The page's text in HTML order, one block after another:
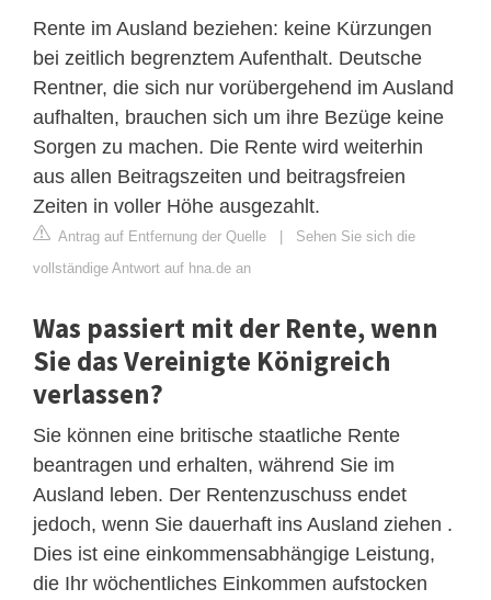
Rente im Ausland beziehen: keine Kürzungen
bei zeitlich begrenztem Aufenthalt. Deutsche
Rentner, die sich nur vorübergehend im Ausland
aufhalten, brauchen sich um ihre Bezüge keine
Sorgen zu machen. Die Rente wird weiterhin
aus allen Beitragszeiten und beitragsfreien
Zeiten in voller Höhe ausgezahlt.
Antrag auf Entfernung der Quelle | Sehen Sie sich die
vollständige Antwort auf hna.de an
Was passiert mit der Rente, wenn
Sie das Vereinigte Königreich
verlassen?
Sie können eine britische staatliche Rente
beantragen und erhalten, während Sie im
Ausland leben. Der Rentenzuschuss endet
jedoch, wenn Sie dauerhaft ins Ausland ziehen .
Dies ist eine einkommensabhängige Leistung,
die Ihr wöchentliches Einkommen aufstocken